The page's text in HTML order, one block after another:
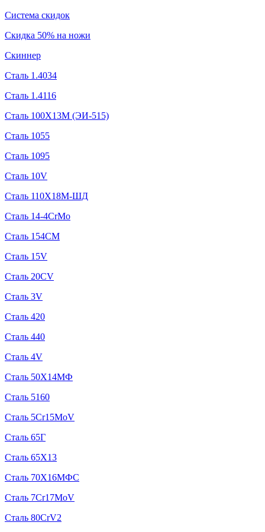
Система скидок
Скидка 50% на ножи
Скиннер
Сталь 1.4034
Сталь 1.4116
Сталь 100Х13М (ЭИ-515)
Сталь 1055
Сталь 1095
Сталь 10V
Сталь 110Х18М-ШД
Сталь 14-4CrMo
Сталь 154CM
Сталь 15V
Сталь 20CV
Сталь 3V
Сталь 420
Сталь 440
Сталь 4V
Сталь 50Х14МФ
Сталь 5160
Сталь 5Cr15MoV
Сталь 65Г
Сталь 65Х13
Сталь 70Х16МФС
Сталь 7Cr17MoV
Сталь 80CrV2